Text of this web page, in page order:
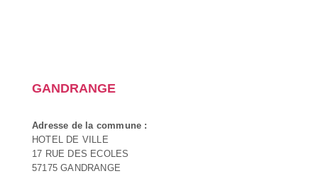
GANDRANGE
Adresse de la commune :
HOTEL DE VILLE
17 RUE DES ECOLES
57175 GANDRANGE